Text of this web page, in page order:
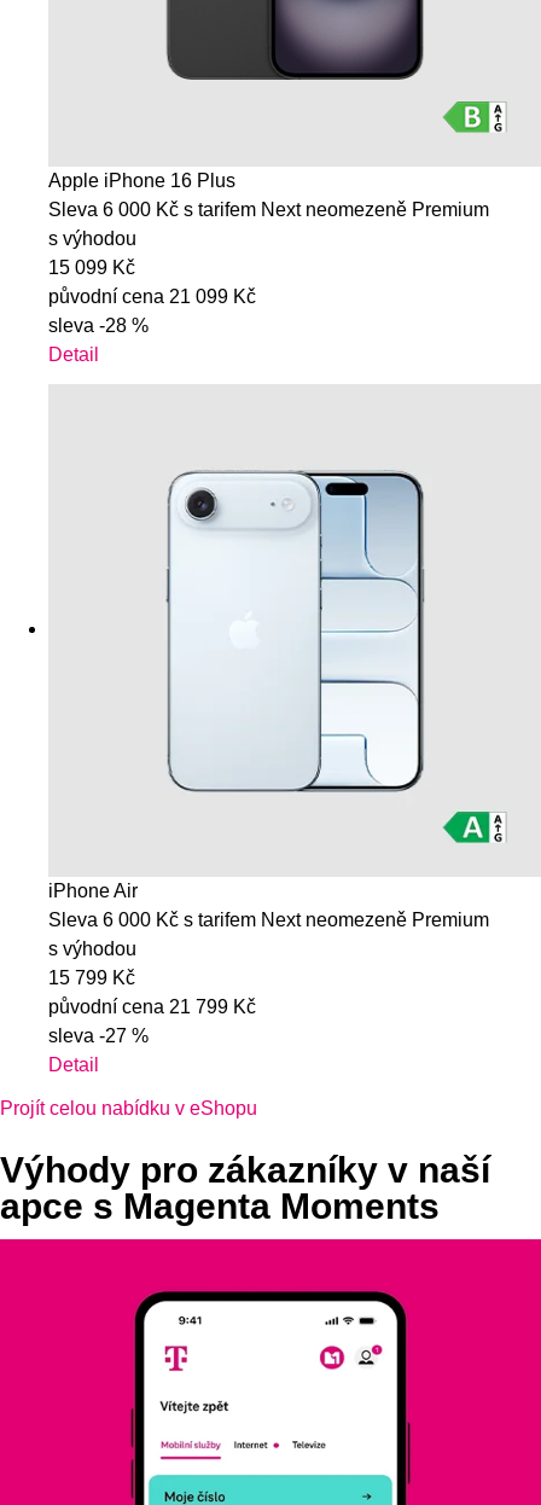
Apple iPhone 16 Plus
Sleva 6 000 Kč s tarifem Next neomezeně Premium
s výhodou
15 099 Kč
původní cena 21 099 Kč
sleva -28 %
Detail
iPhone Air
Sleva 6 000 Kč s tarifem Next neomezeně Premium
s výhodou
15 799 Kč
původní cena 21 799 Kč
sleva -27 %
Detail
Projít celou nabídku v eShopu
Výhody pro zákazníky v naší
apce s Magenta Moments